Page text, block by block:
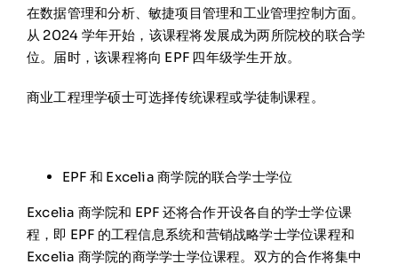
在数据管理和分析、敏捷项目管理和工业管理控制方面。
从 2024 学年开始，该课程将发展成为两所院校的联合学
位。届时，该课程将向 EPF 四年级学生开放。
商业工程理学硕士可选择传统课程或学徒制课程。
EPF 和 Excelia 商学院的联合学士学位
Excelia 商学院和 EPF 还将合作开设各自的学士学位课
程，即 EPF 的工程信息系统和营销战略学士学位课程和
Excelia 商学院的商学学士学位课程。双方的合作将集中